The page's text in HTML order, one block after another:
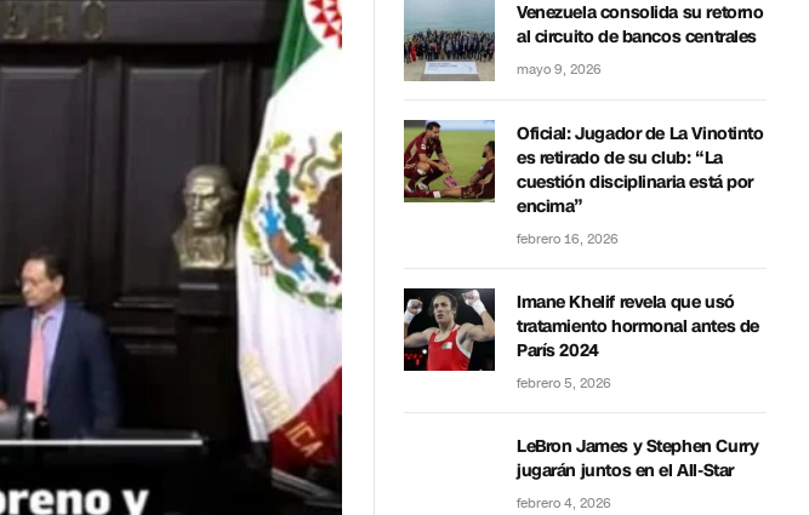
Venezuela consolida su retorno
al circuito de bancos centrales
mayo 9, 2026
Oficial: Jugador de La Vinotinto
es retirado de su club: “La
cuestión disciplinaria está por
encima”
febrero 16, 2026
Imane Khelif revela que usó
tratamiento hormonal antes de
París 2024
febrero 5, 2026
LeBron James y Stephen Curry
jugarán juntos en el All-Star
febrero 4, 2026